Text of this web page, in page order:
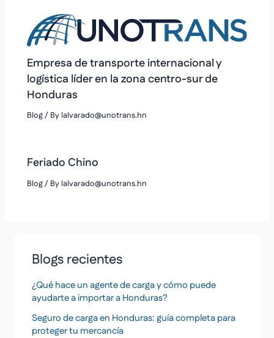
Empresa de transporte internacional y
logística líder en la zona centro-sur de
Honduras
Blog/ By lalvarado@unotrans.hn
Feriado Chino
Blog/ By lalvarado@unotrans.hn
Blogs recientes
¿Qué hace un agente de carga y cómo puede
ayudarte a importar a Honduras?
Seguro de carga en Honduras: guía completa para
proteger tu mercancía